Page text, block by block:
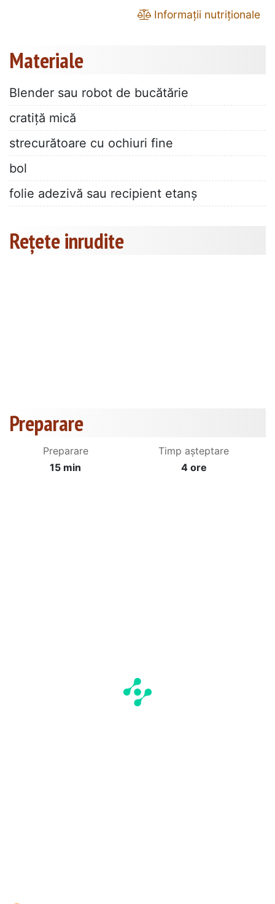
Informații nutriționale
Materiale
Blender sau robot de bucătărie
cratiță mică
strecurătoare cu ochiuri fine
bol
folie adezivă sau recipient etanș
Rețete inrudite
Preparare
Preparare
15 min
Timp așteptare
4 ore